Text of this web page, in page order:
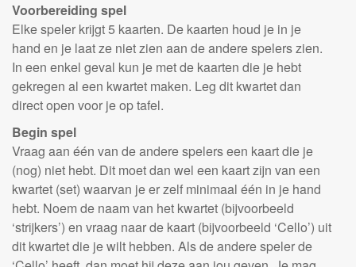
Voorbereiding spel
Elke speler krijgt 5 kaarten. De kaarten houd je in je
hand en je laat ze niet zien aan de andere spelers zien.
In een enkel geval kun je met de kaarten die je hebt
gekregen al een kwartet maken. Leg dit kwartet dan
direct open voor je op tafel.
Begin spel
Vraag aan één van de andere spelers een kaart die je
(nog) niet hebt. Dit moet dan wel een kaart zijn van een
kwartet (set) waarvan je er zelf minimaal één in je hand
hebt. Noem de naam van het kwartet (bijvoorbeeld
‘strijkers’) en vraag naar de kaart (bijvoorbeeld ‘Cello’) uit
dit kwartet die je wilt hebben. Als de andere speler de